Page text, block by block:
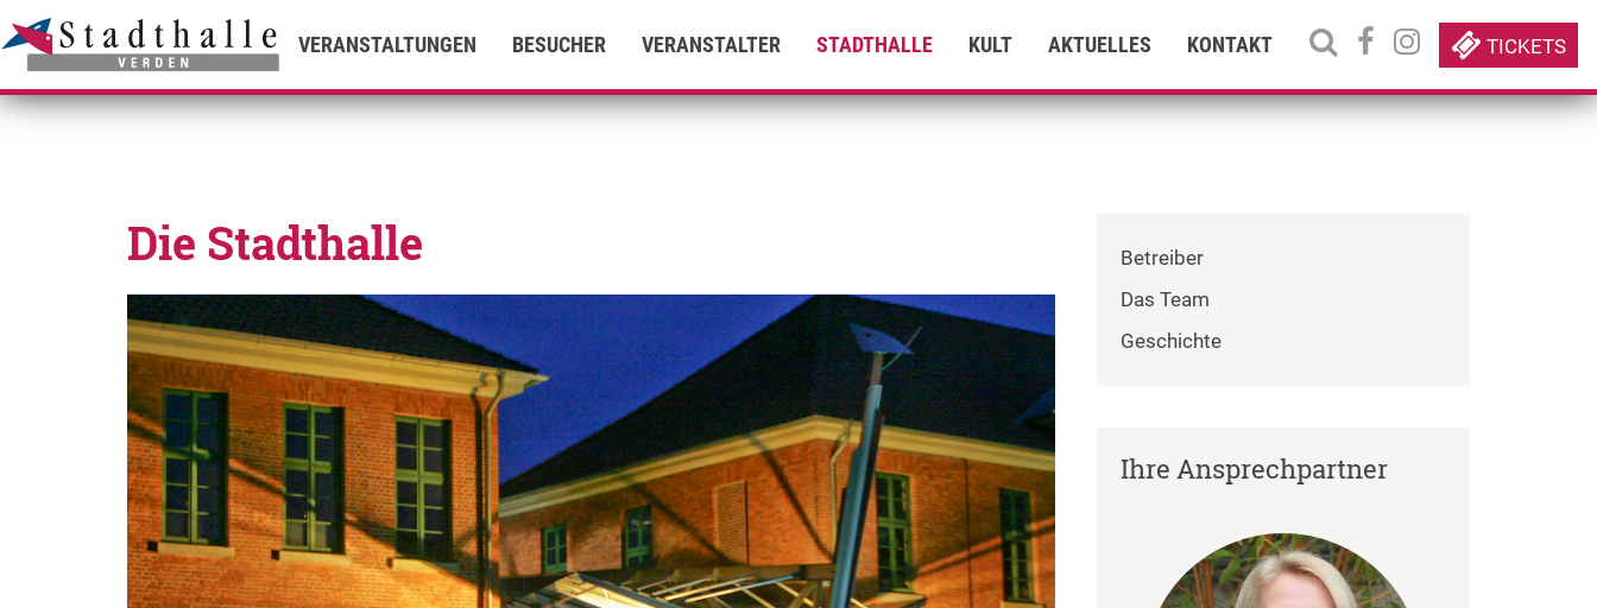
VERANSTALTUNGEN BESUCHER VERANSTALTER STADTHALLE KULT AKTUELLES KONTAKT TICKETS
Die Stadthalle
Betreiber
Das Team
Geschichte
Ihre Ansprechpartner